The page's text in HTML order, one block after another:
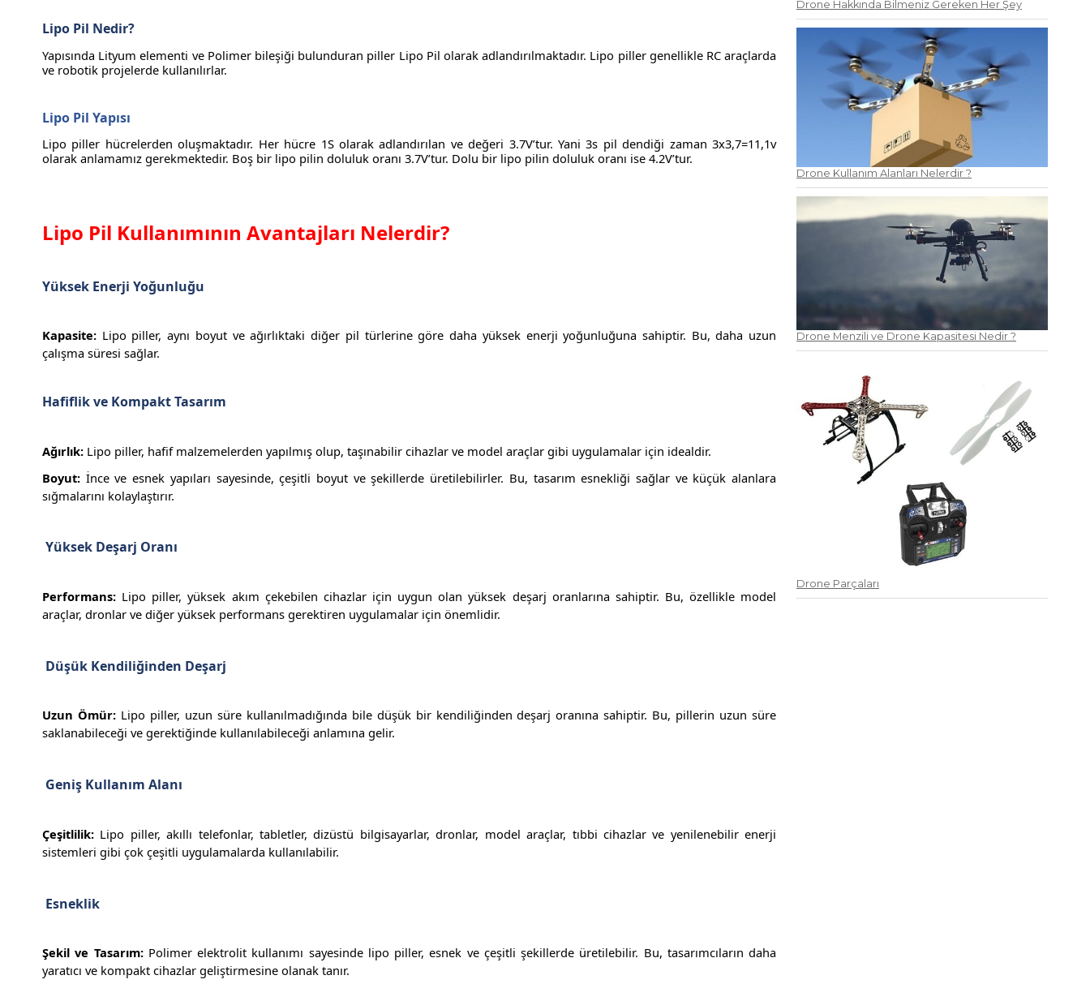
Lipo Pil Nedir?
Yapısında Lityum elementi ve Polimer bileşiği bulunduran piller Lipo Pil olarak adlandırılmaktadır. Lipo piller genellikle RC araçlarda
ve robotik projelerde kullanılırlar.
Lipo Pil Yapısı
Lipo piller hücrelerden oluşmaktadır. Her hücre 1S olarak adlandırılan ve değeri 3.7V’tur. Yani 3s pil dendiği zaman 3x3,7=11,1v
olarak anlamamız gerekmektedir. Boş bir lipo pilin doluluk oranı 3.7V’tur. Dolu bir lipo pilin doluluk oranı ise 4.2V’tur.
Lipo Pil Kullanımının Avantajları Nelerdir?
Yüksek Enerji Yoğunluğu
Kapasite: Lipo piller, aynı boyut ve ağırlıktaki diğer pil türlerine göre daha yüksek enerji yoğunluğuna sahiptir. Bu, daha uzun
çalışma süresi sağlar.
Hafiflik ve Kompakt Tasarım
Ağırlık: Lipo piller, hafif malzemelerden yapılmış olup, taşınabilir cihazlar ve model araçlar gibi uygulamalar için idealdir.
Boyut: İnce ve esnek yapıları sayesinde, çeşitli boyut ve şekillerde üretilebilirler. Bu, tasarım esnekliği sağlar ve küçük alanlara
sığmalarını kolaylaştırır.
Yüksek Deşarj Oranı
Performans: Lipo piller, yüksek akım çekebilen cihazlar için uygun olan yüksek deşarj oranlarına sahiptir. Bu, özellikle model
araçlar, dronlar ve diğer yüksek performans gerektiren uygulamalar için önemlidir.
Düşük Kendiliğinden Deşarj
Uzun Ömür:Lipo piller, uzun süre kullanılmadığında bile düşük bir kendiliğinden deşarj oranına sahiptir. Bu, pillerin uzun süre
saklanabileceği ve gerektiğinde kullanılabileceği anlamına gelir.
Geniş Kullanım Alanı
Çeşitlilik: Lipo piller, akıllı telefonlar, tabletler, dizüstü bilgisayarlar, dronlar, model araçlar, tıbbi cihazlar ve yenilenebilir enerji
sistemleri gibi çok çeşitli uygulamalarda kullanılabilir.
Esneklik
Şekil ve Tasarım:Polimer elektrolit kullanımı sayesinde lipo piller, esnek ve çeşitli şekillerde üretilebilir. Bu, tasarımcıların daha
yaratıcı ve kompakt cihazlar geliştirmesine olanak tanır.
Drone Hakkında Bilmeniz Gereken Her Şey
Drone Kullanım Alanları Nelerdir ?
Drone Menzili ve Drone Kapasitesi Nedir ?
Drone Parçaları